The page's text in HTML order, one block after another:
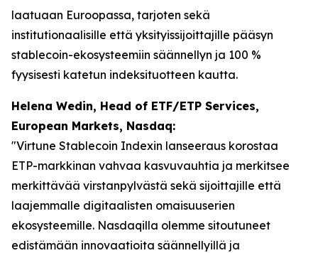
laatuaan Euroopassa, tarjoten sekä
institutionaalisille että yksityissijoittajille pääsyn
stablecoin-ekosysteemiin säännellyn ja 100 %
fyysisesti katetun indeksituotteen kautta.
Helena Wedin, Head of ETF/ETP Services,
European Markets, Nasdaq:
"Virtune Stablecoin Indexin lanseeraus korostaa
ETP-markkinan vahvaa kasvuvauhtia ja merkitsee
merkittävää virstanpylvästä sekä sijoittajille että
laajemmalle digitaalisten omaisuuserien
ekosysteemille. Nasdaqilla olemme sitoutuneet
edistämään innovaatioita säännellyillä ja